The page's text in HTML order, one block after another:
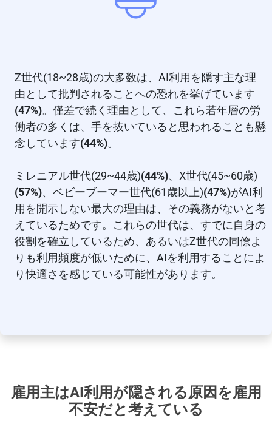
Z世代(18~28歳)の大多数は、AI利用を隠す主な理
由として批判されることへの恐れを挙げています
(47%)。僅差で続く理由として、これら若年層の労
働者の多くは、手を抜いていると思われることも懸
念しています(44%)。
ミレニアル世代(29~44歳)(44%)、X世代(45~60歳)
(57%)、ベビーブーマー世代(61歳以上)(47%)がAI利
用を開示しない最大の理由は、その義務がないと考
えているためです。これらの世代は、すでに自身の
役割を確立しているため、あるいはZ世代の同僚よ
りも利用頻度が低いために、AIを利用することによ
り快適さを感じている可能性があります。
雇用主はAI利用が隠される原因を雇用
不安だと考えている